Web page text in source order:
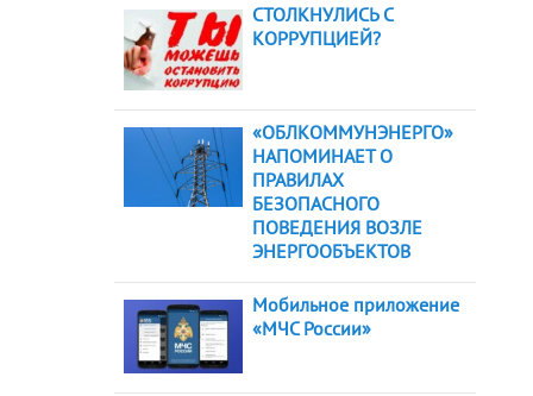
СТОЛКНУЛИСЬ С
КОРРУПЦИЕЙ?
«ОБЛКОММУНЭНЕРГО»
НАПОМИНАЕТ О
ПРАВИЛАХ
БЕЗОПАСНОГО
ПОВЕДЕНИЯ ВОЗЛЕ
ЭНЕРГООБЪЕКТОВ
Мобильное приложение
«МЧС России»